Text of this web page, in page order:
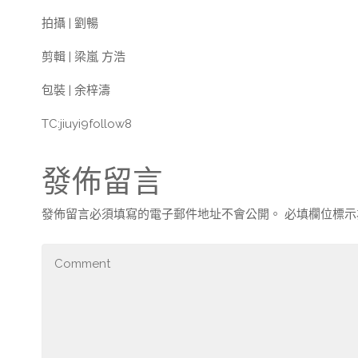
拍攝 | 劉暢
剪輯 | 梁嵐 方浩
包裝 | 余梓濤
TC:jiuyi9follow8
發佈留言
發佈留言必須填寫的電子郵件地址不會公開。 必填欄位標